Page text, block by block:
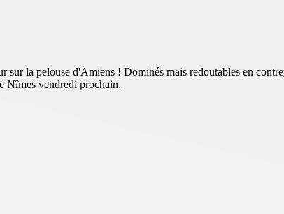
la pelouse d'Amiens ! Dominés mais redoutables en
Nîmes vendredi prochain.